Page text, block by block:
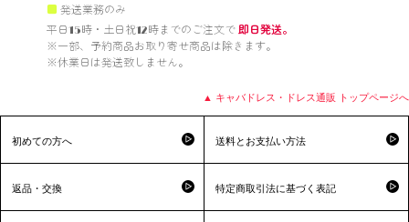
■ 発送業務のみ
平日15時・土日祝12時までのご注文で 即日発送。
※一部、予約商品お取り寄せ商品は除きます。
※休業日は発送致しません。
▲ キャバドレス・ドレス通販 トップページへ
初めての方へ 送料とお支払い方法
返品・交換 特定商取引法に基づく表記